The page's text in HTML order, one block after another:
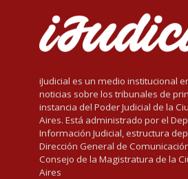
iJudicial es un medio institucional
noticias sobre los tribunales de
instancia del Poder Judicial de la
Aires. Está administrado por el
Información Judicial, estructura
Dirección General de
Consejo de la Magistratura de la
Aires